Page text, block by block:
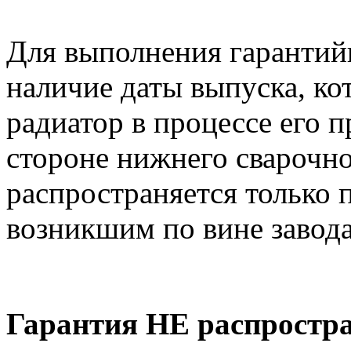
Для выполнения
наличие даты выпуска,
радиатор в процессе его
стороне нижнего
распространяется
возникшим по вине
Гарантия НЕ